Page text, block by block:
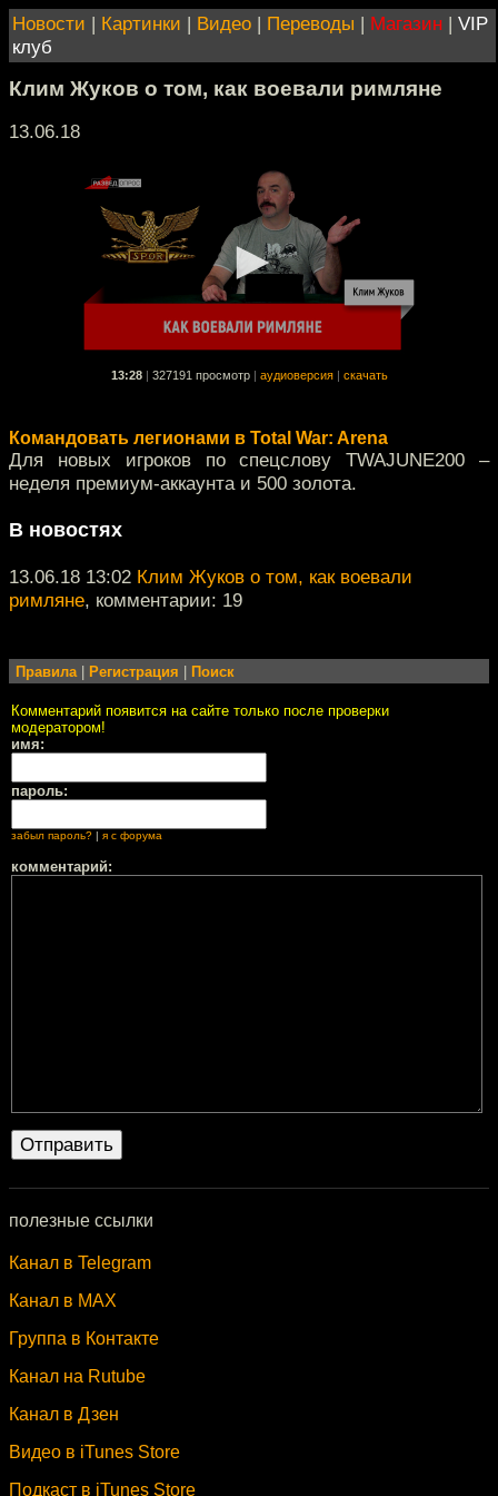
Новости | Картинки | Видео | Переводы | Магазин | VIP
клуб
Клим Жуков о том, как воевали римляне
13.06.18
13:28 327191 просмотр аудиоверсия скачать
Командовать легионами в Total War: Arena
Для новых игроков по спецслову TWAJUNE200 –
неделя премиум-аккаунта и 500 золота.
В новостях
13.06.18 13:02 Клим Жуков о том, как воевали
римляне, комментарии: 19
Правила| Регистрация Поиск
Комментарий появится на сайте только после проверки
модератором!
имя:
пароль:
забыл пароль? я с форума
комментарий:
полезные ссылки
Канал в Telegram
Канал в MAX
Группа в Контакте
Канал на Rutube
Канал в Дзен
Видео в iTunes Store
Подкаст в iTunes Store